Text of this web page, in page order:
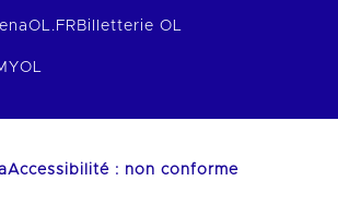
OL.FR Billetterie OL
Accessibilité : non conforme